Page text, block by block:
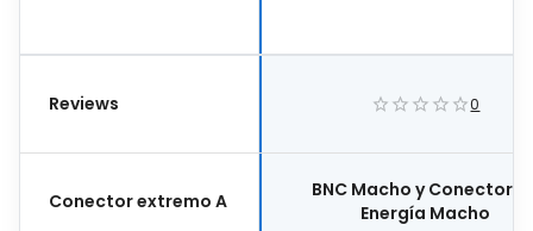
Reviews 0
Conector extremo A
BNC Macho y Conector
Energía Macho